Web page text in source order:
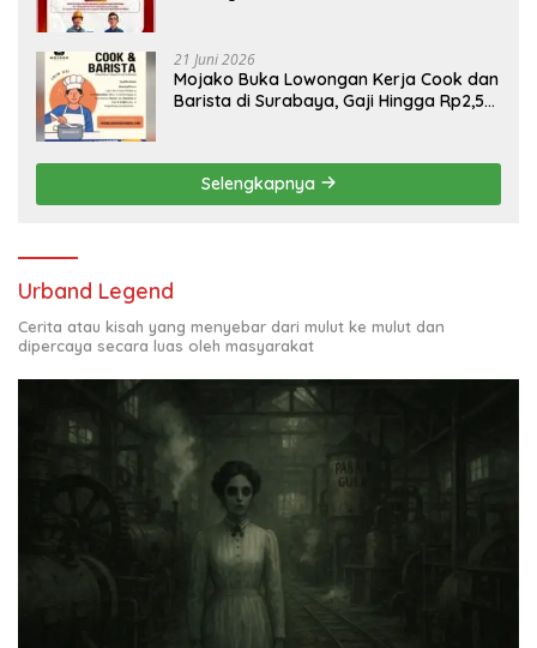
21 Juni 2026
Mojako Buka Lowongan Kerja Cook dan
Barista di Surabaya, Gaji Hingga Rp2,5
Selengkapnya
Urband Legend
Cerita atau kisah yang menyebar dari mulut ke mulut dan
dipercaya secara luas oleh masyarakat